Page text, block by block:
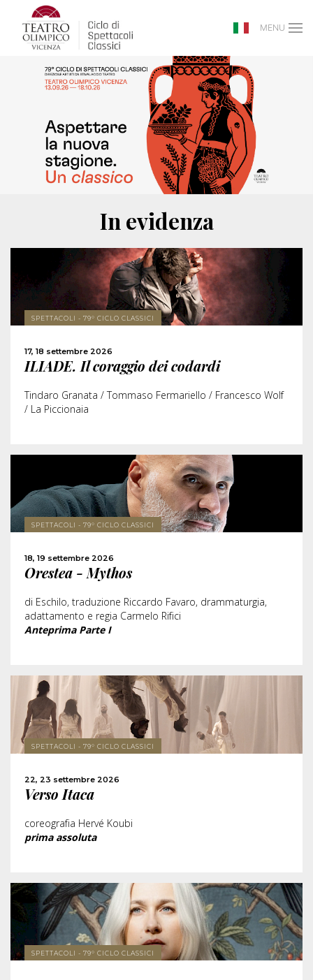
MENU
In evidenza
SPETTACOLI - 79° CICLO CLASSICI
17, 18 settembre 2026
ILIADE. Il coraggio dei codardi
Tindaro Granata / Tommaso Fermariello / Francesco Wolf
/ La Piccionaia
SCOPRI DI PIÙ
ACQUISTA
SPETTACOLI - 79° CICLO CLASSICI
18, 19 settembre 2026
Orestea - Mythos
di Eschilo, traduzione Riccardo Favaro, drammaturgia,
adattamento e regia Carmelo Rifici
Anteprima Parte I
SCOPRI DI PIÙ
SPETTACOLI - 79° CICLO CLASSICI
22, 23 settembre 2026
Verso Itaca
coreografia Hervé Koubi
prima assoluta
SCOPRI DI PIÙ
ACQUISTA
SPETTACOLI - 79° CICLO CLASSICI
SCOPRI DI PIÙ
ACQUISTA